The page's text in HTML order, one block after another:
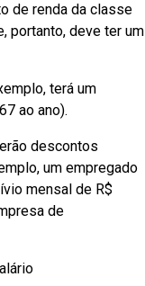
de renda da classe
portanto, deve ter um
terá um
ao ano).
descontos
um empregado
mensal de R$
de